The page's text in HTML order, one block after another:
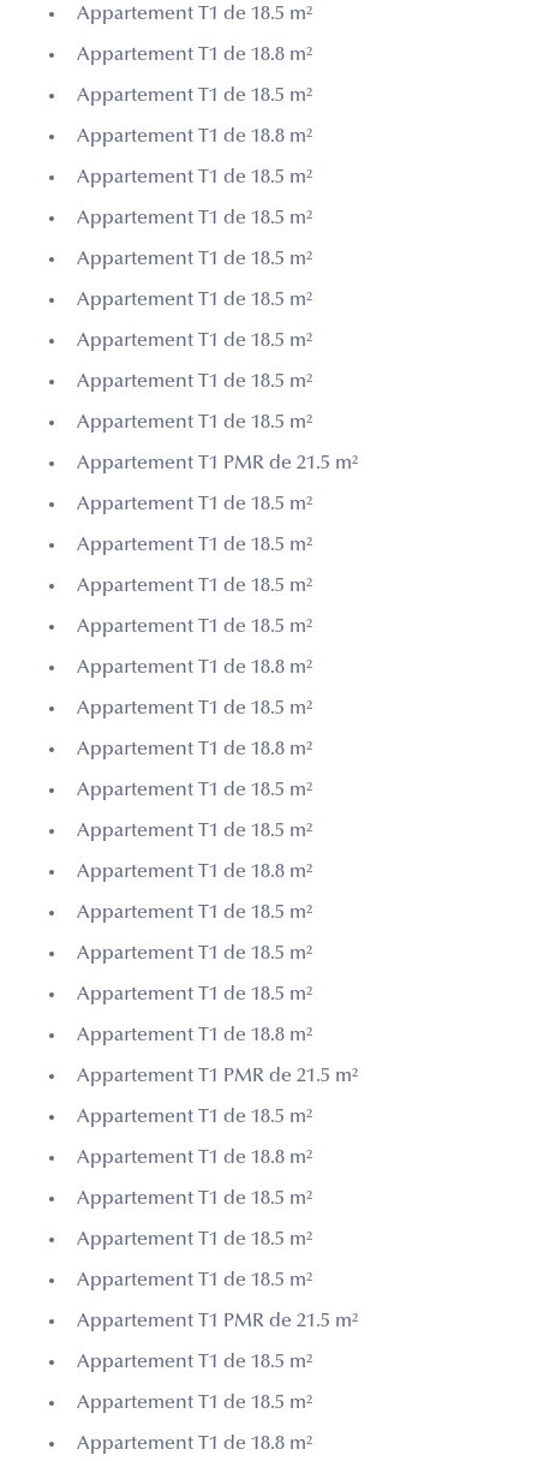
Appartement T1 de 18.5 m²
Appartement T1 de 18.8 m²
Appartement T1 de 18.5 m²
Appartement T1 de 18.8 m²
Appartement T1 de 18.5 m²
Appartement T1 de 18.5 m²
Appartement T1 de 18.5 m²
Appartement T1 de 18.5 m²
Appartement T1 de 18.5 m²
Appartement T1 de 18.5 m²
Appartement T1 de 18.5 m²
Appartement T1 PMR de 21.5 m²
Appartement T1 de 18.5 m²
Appartement T1 de 18.5 m²
Appartement T1 de 18.5 m²
Appartement T1 de 18.5 m²
Appartement T1 de 18.8 m²
Appartement T1 de 18.5 m²
Appartement T1 de 18.8 m²
Appartement T1 de 18.5 m²
Appartement T1 de 18.5 m²
Appartement T1 de 18.8 m²
Appartement T1 de 18.5 m²
Appartement T1 de 18.5 m²
Appartement T1 de 18.5 m²
Appartement T1 de 18.8 m²
Appartement T1 PMR de 21.5 m²
Appartement T1 de 18.5 m²
Appartement T1 de 18.8 m²
Appartement T1 de 18.5 m²
Appartement T1 de 18.5 m²
Appartement T1 de 18.5 m²
Appartement T1 PMR de 21.5 m²
Appartement T1 de 18.5 m²
Appartement T1 de 18.5 m²
Appartement T1 de 18.8 m²